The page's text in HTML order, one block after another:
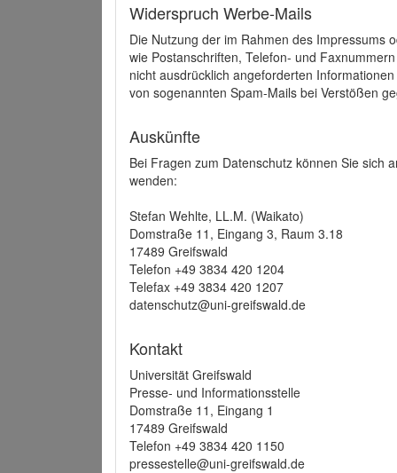
Widerspruch Werbe-Mails
Die Nutzung der im Rahmen des Impressums
wie Postanschriften, Telefon- und
nicht ausdrücklich angeforderten
von sogenannten Spam-Mails bei Verstößen
Auskünfte
Bei Fragen zum Datenschutz können Sie sich
wenden:
Stefan Wehlte, LL.M. (Waikato)
Domstraße 11, Eingang 3, Raum 3.18
17489 Greifswald
Telefon +49 3834 420 1204
Telefax +49 3834 420 1207
datenschutz@uni-greifswald.de
Kontakt
Universität Greifswald
Presse- und Informationsstelle
Domstraße 11, Eingang 1
17489 Greifswald
Telefon +49 3834 420 1150
pressestelle@uni-greifswald.de